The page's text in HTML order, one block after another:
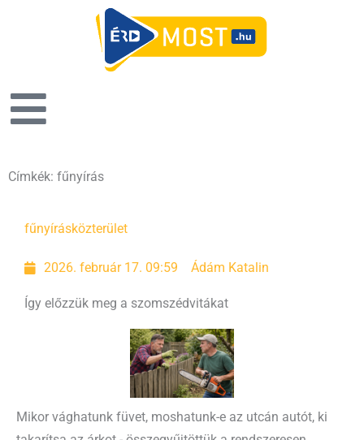
Címkék: fűnyírás
fűnyírásközterület
2026. február 17. 09:59 Ádám Katalin
Így előzzük meg a szomszédvitákat
Mikor vághatunk füvet, moshatunk-e az utcán autót, ki